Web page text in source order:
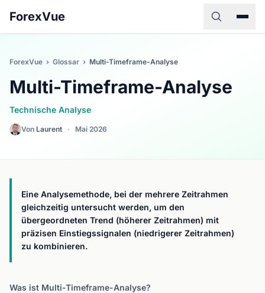
ForexVue
ForexVue › Glossar › Multi-Timeframe-Analyse
Multi-Timeframe-Analyse
Technische Analyse
Von Laurent · Mai 2026
Eine Analysemethode, bei der mehrere Zeitrahmen
gleichzeitig untersucht werden, um den
übergeordneten Trend (höherer Zeitrahmen) mit
präzisen Einstiegssignalen (niedrigerer Zeitrahmen)
zu kombinieren.
Was ist Multi-Timeframe-Analyse?